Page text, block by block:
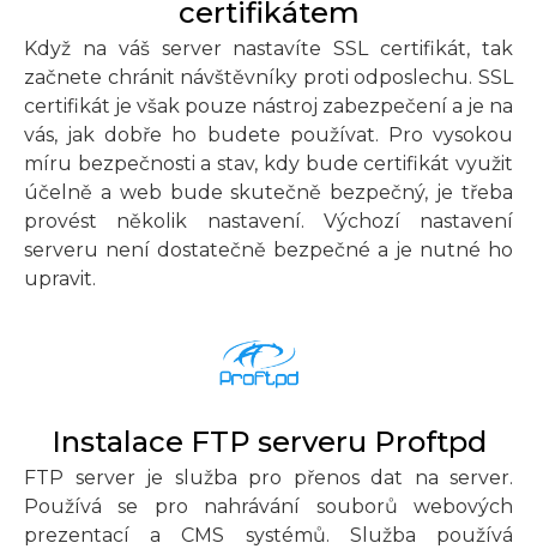
certifikátem
Když na váš server nastavíte SSL certifikát, tak
začnete chránit návštěvníky proti odposlechu. SSL
certifikát je však pouze nástroj zabezpečení a je na
vás, jak dobře ho budete používat. Pro vysokou
míru bezpečnosti a stav, kdy bude certifikát využit
účelně a web bude skutečně bezpečný, je třeba
provést několik nastavení. Výchozí nastavení
serveru není dostatečně bezpečné a je nutné ho
upravit.
Instalace FTP serveru Proftpd
FTP server je služba pro přenos dat na server.
Používá se pro nahrávání souborů webových
prezentací a CMS systémů. Služba používá